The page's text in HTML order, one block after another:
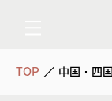
TOP ／ 中国・四国